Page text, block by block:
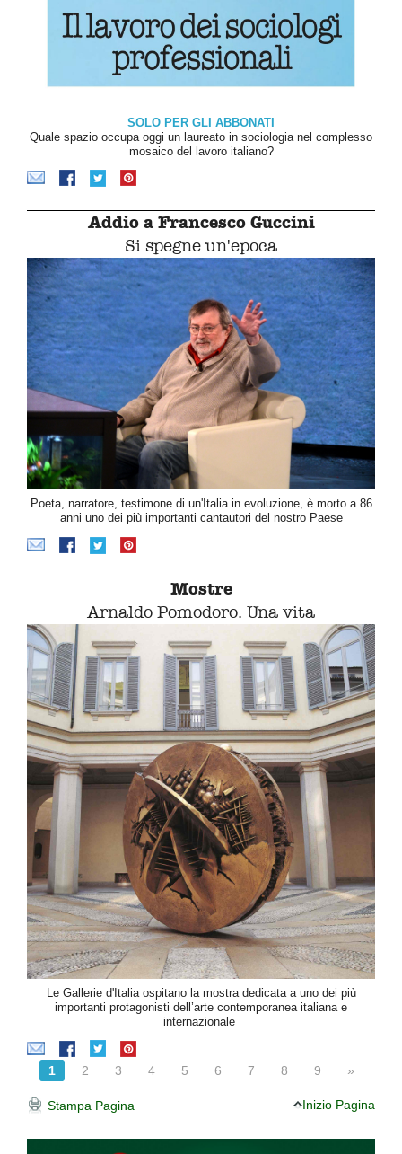
SOLO PER GLI ABBONATI
Quale spazio occupa oggi un laureato in sociologia nel complesso
mosaico del lavoro italiano?
Addio a Francesco Guccini
Si spegne un'epoca
Poeta, narratore, testimone di un'Italia in evoluzione, è morto a 86
anni uno dei più importanti cantautori del nostro Paese
Mostre
Arnaldo Pomodoro. Una vita
Le Gallerie d'Italia ospitano la mostra dedicata a uno dei più
importanti protagonisti dell’arte contemporanea italiana e
internazionale
1 2 3 4 5 6 7 8 9 »
Stampa Pagina Inizio Pagina